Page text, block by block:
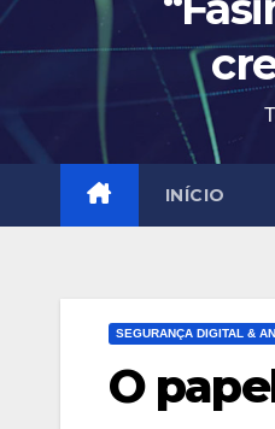
INÍCIO
SEGURANÇA DIGITAL &
O